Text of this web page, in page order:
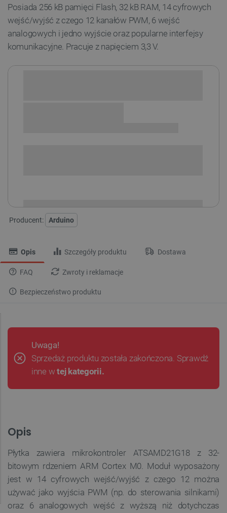
Posiada 256 kB pamięci Flash, 32 kB RAM, 14 cyfrowych
wejść/wyjść z czego 12 kanałów PWM, 6 wejść
analogowych i jedno wyjście oraz popularne interfejsy
komunikacyjne. Pracuje z napięciem 3,3 V.
Producent: Arduino
Opis Szczegóły produktu Dostawa
FAQ Zwroty i reklamacje
Bezpieczeństwo produktu
Uwaga!
Sprzedaż produktu została zakończona. Sprawdź
inne wtej kategorii.
Opis
Płytka zawiera mikrokontroler ATSAMD21G18 z 32-
bitowym rdzeniem ARM Cortex M0. Moduł wyposażony
jest w 14 cyfrowych wejść/wyjść z czego 12 można
używać jako wyjścia PWM (np. do sterowania silnikami)
oraz 6 analogowych wejść z wyższą niż dotychczas